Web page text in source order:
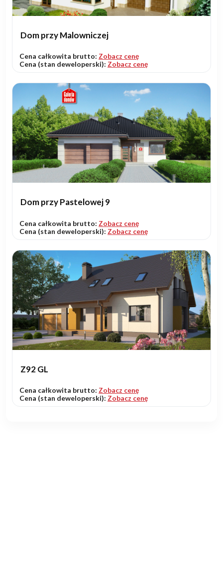
Dom przy Malowniczej
Cena całkowita brutto: Zobacz cenę
Cena (stan deweloperski): Zobacz cenę
Dom przy Pastelowej 9
Cena całkowita brutto: Zobacz cenę
Cena (stan deweloperski): Zobacz cenę
Z92 GL
Cena całkowita brutto: Zobacz cenę
Cena (stan deweloperski): Zobacz cenę